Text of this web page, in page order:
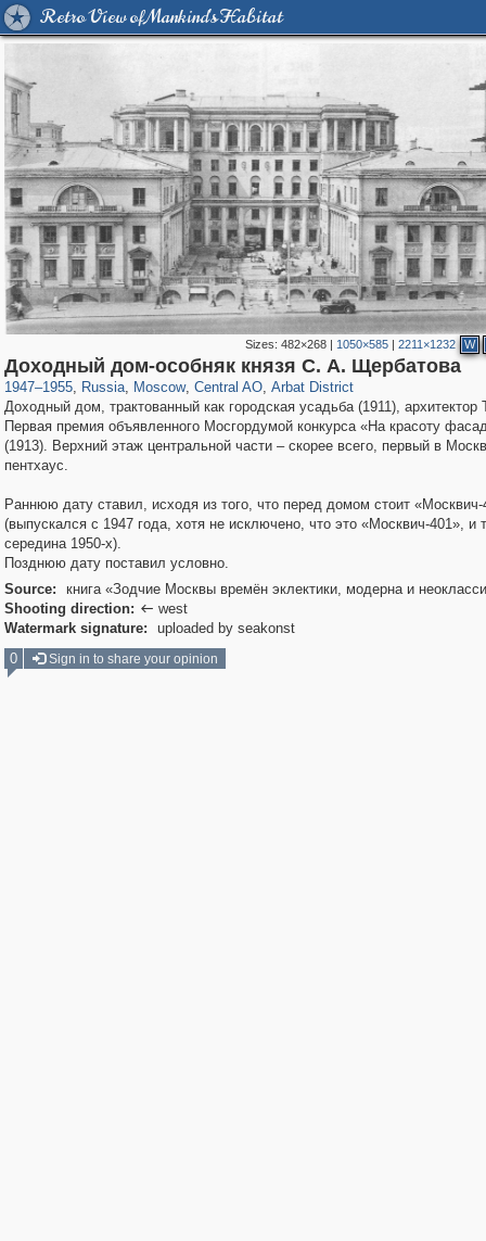
Retro View of Mankind's Habitat
Sizes:482×268 | 1050×585 |2211×1232 W
Доходный дом-особняк князя С. А. Щербатова
1947–1955, Russia
1,407,712 29,262
, Moscow
319,968 8,295
, Central AO
160,055 5,920
, Arbat District
13,485 356
Доходный дом, трактованный как городская усадьба (1911), архитектор
Первая премия объявленного Мосгордумой конкурса «На красоту
(1913). Верхний этаж центральной части – скорее всего, первый в
пентхаус.
Раннюю дату ставил, исходя из того, что перед домом стоит «Москвич-
(выпускался с 1947 года, хотя не исключено, что это «Москвич-401», и
середина 1950-х).
Позднюю дату поставил условно.
Source:
книга «Зодчие Москвы времён эклектики, модерна и
Shooting direction:  west
Watermark signature:
uploaded by seakonst
0
Sign in to share your opinion